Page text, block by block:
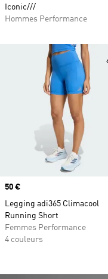
Iconic///
Hommes Performance
Prix
50 €
Legging adi365 Climacool
Running Short
Femmes Performance
4 couleurs